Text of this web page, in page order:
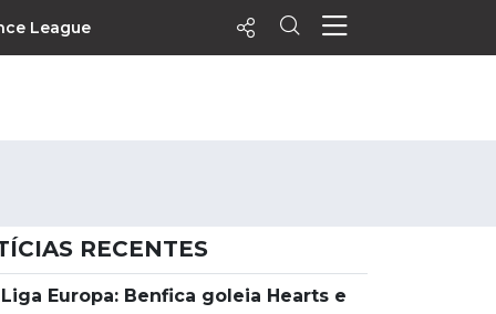
League
Agenda
Vídeos
RECENTES
Liga Europa: Benfica goleia Hearts e